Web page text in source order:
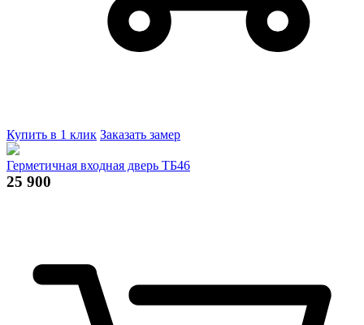
Купить в 1 клик Заказать замер
Герметичная входная дверь ТБ46
25 900